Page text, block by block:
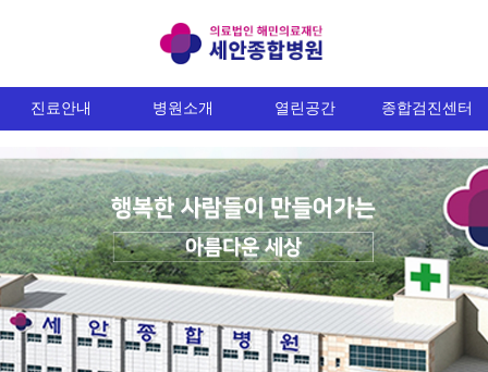
진료안내 병원소개 열린공간 종합검진센터